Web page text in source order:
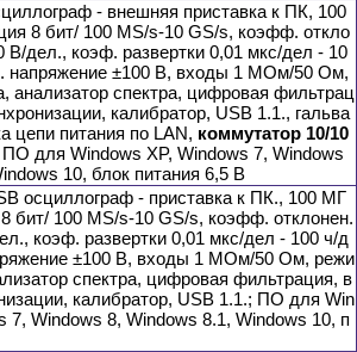
- внешняя приставка к ПК, 100
8 бит/ 100 MS/s-10 GS/s, коэфф. откло
В/дел., коэф. развертки 0,01 мкс/дел - 10
напряжение ±100 В, входы 1 МОм/50 Ом,
анализатор спектра, цифровая фильтрац
калибратор, USB 1.1., гальва
цепи питания по LAN, коммутатор 10/10
ПО для Windows XP, Windows 7, Windows
10, блок питания 6,5 В
осциллограф - приставка к ПК., 100 МГ
бит/ 100 MS/s-10 GS/s, коэфф. отклонен.
коэф. развертки 0,01 мкс/дел - 100 ч/д
±100 В, входы 1 МОм/50 Ом, режи
спектра, цифровая фильтрация, в
калибратор, USB 1.1.; ПО для Win
7, Windows 8, Windows 8.1, Windows 10, п